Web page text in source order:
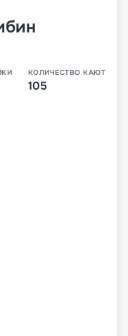
КОЛИЧЕСТВО КАЮТ
105